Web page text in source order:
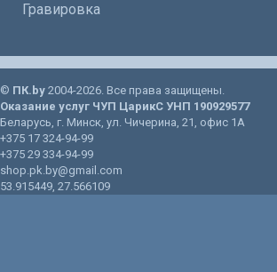
Гравировка
© ПК.by 2004-2026. Все права защищены.
Оказание услуг ЧУП ЦарикС УНП 190929577
Беларусь, г. Минск, ул. Чичерина, 21 , офис 1А
+375 17 324-94-99
+375 29 334-94-99
shop.pk.by@gmail.com
53.915449, 27.566109